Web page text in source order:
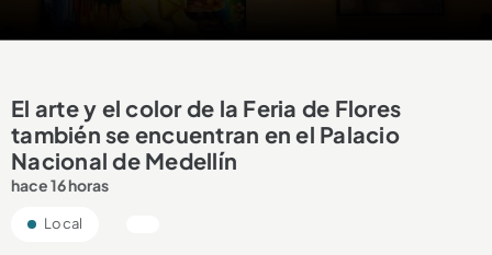
El arte y el color de la Feria de Flores
también se encuentran en el Palacio
Nacional de Medellín
hace 16 horas
Local